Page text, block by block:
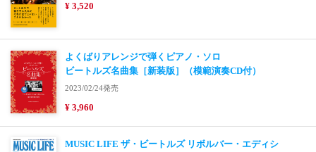
¥ 3,520
よくばりアレンジで弾くピアノ・ソロ
ビートルズ名曲集［新装版］（模範演奏CD付）
2023/02/24発売
¥ 3,960
MUSIC LIFE ザ・ビートルズ リボルバー・エディシ